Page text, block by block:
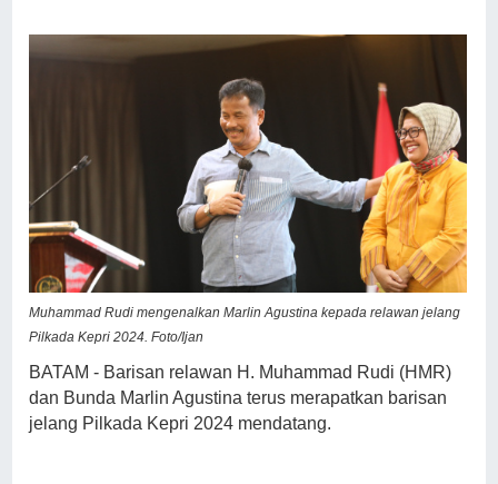
Muhammad Rudi mengenalkan Marlin Agustina kepada relawan jelang
Pilkada Kepri 2024. Foto/Ijan
BATAM - Barisan relawan H. Muhammad Rudi (HMR)
dan Bunda Marlin Agustina terus merapatkan barisan
jelang Pilkada Kepri 2024 mendatang.